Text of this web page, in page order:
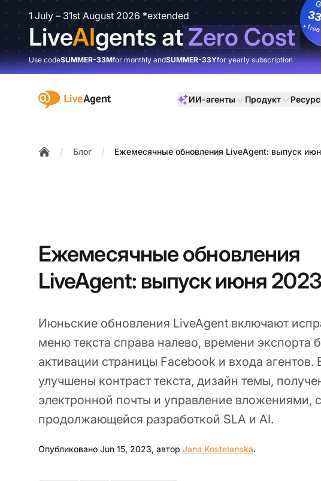
1 July – 31st August 2026 *extended
LiveAIgents atZero Cost +
Use codeSUMMER-33Mfor monthly andSUMMER-33Yfor yearly subscription
:site.title ИИ-агенты Продукт
/ Блог / Ежемесячные обновления LiveAgent: выпуск
Ежемесячные обновления
LiveAgent: выпуск июня 2023
Июньские обновления LiveAgent включают
меню текста справа налево, времени экспорта
активации страницы Facebook и входа агентов.
улучшены контраст текста, дизайн темы,
электронной почты и управление вложениями, с
продолжающейся разработкой SLA и AI.
Опубликовано Jun 15, 2023, автор Jana Kostelanska.